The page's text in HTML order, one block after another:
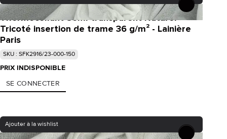
Thermocollant Semi-transparent Naturel
Tricoté insertion de trame 36 g/m² - Lainière
Paris
SKU : SFK2916/23-000-150
PRIX INDISPONIBLE
SE CONNECTER
Ajouter à la wishlist